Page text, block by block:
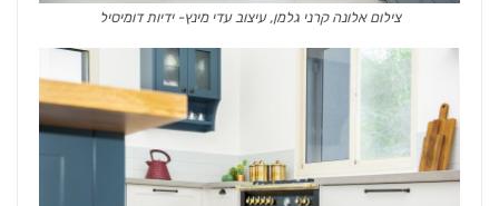
צילום אלונה קרני גלמן, עיצוב עדי מינץ- ידיות דומיסיל